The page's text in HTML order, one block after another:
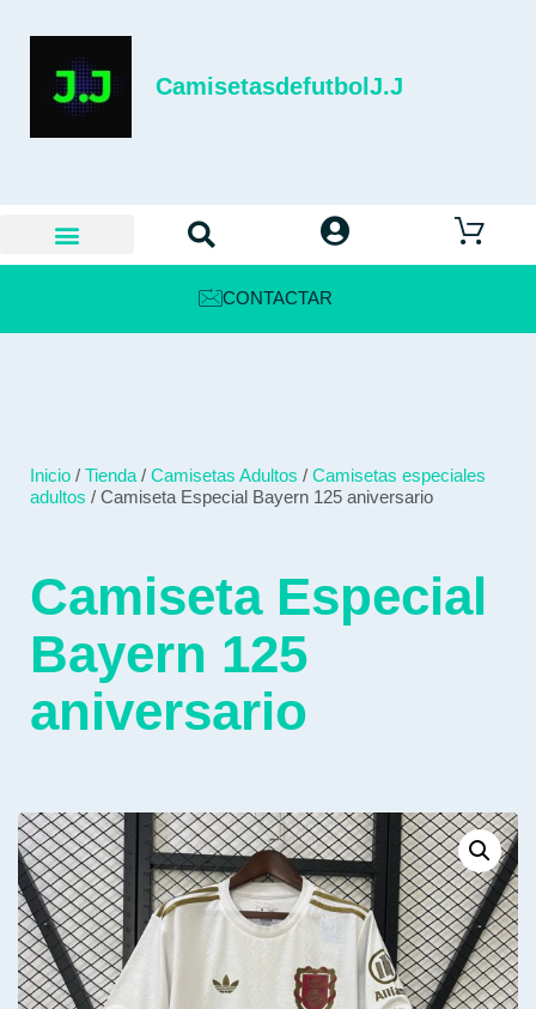
CamisetasdefutbolJ.J
CONTACTAR
Inicio / Tienda / Camisetas Adultos / Camisetas especiales
adultos / Camiseta Especial Bayern 125 aniversario
Camiseta Especial
Bayern 125
aniversario